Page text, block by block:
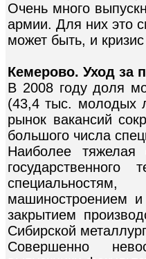
Очень много
армии. Для них это
может быть, и кризис
Кемерово. Уход за
В 2008 году доля
(43,4 тыс. молодых
рынок вакансий
большого числа
Наиболее тяжелая
машиностроением
закрытием
Сибирской
Совершенно